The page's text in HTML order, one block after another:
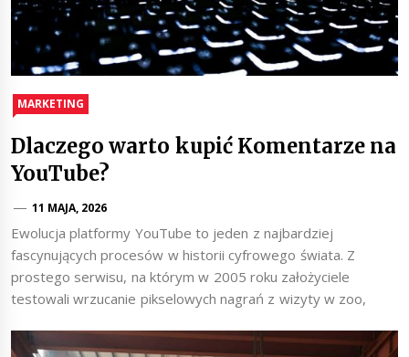
MARKETING
Dlaczego warto kupić Komentarze na
YouTube?
11 MAJA, 2026
Ewolucja platformy YouTube to jeden z najbardziej
fascynujących procesów w historii cyfrowego świata. Z
prostego serwisu, na którym w 2005 roku założyciele
testowali wrzucanie pikselowych nagrań z wizyty w zoo,